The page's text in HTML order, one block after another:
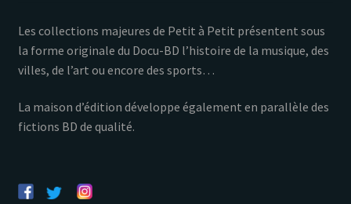
Les collections majeures de Petit à Petit présentent sous
la forme originale du Docu-BD l’histoire de la musique, des
villes, de l’art ou encore des sports…
La maison d’édition développe également en parallèle des
fictions BD de qualité.